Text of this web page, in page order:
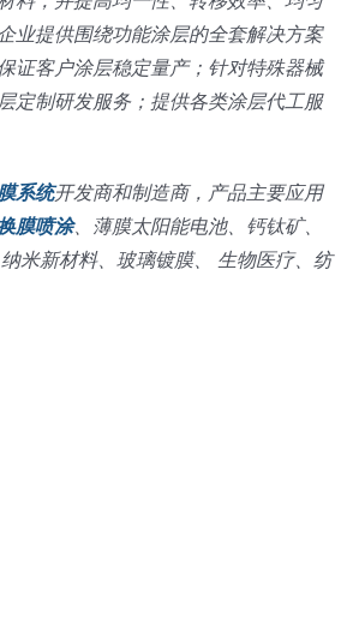
业提供围绕功能涂层的全套解决方案
证客户涂层稳定量产；针对特殊器械
定制研发服务；提供各类涂层代工服
系统开发商和制造商，产品主要应用
膜喷涂、薄膜太阳能电池、钙钛矿、
米新材料、玻璃镀膜、 生物医疗、纺